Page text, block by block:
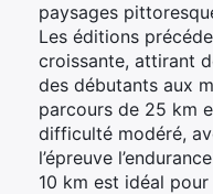
paysages
Les éditions
croissante, attirant
des débutants aux
parcours de 25 km
difficulté modéré,
l’épreuve
10 km est idéal